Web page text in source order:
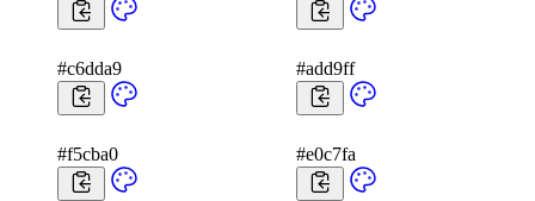
#c6dda9 #add9ff
#f5cba0 #e0c7fa